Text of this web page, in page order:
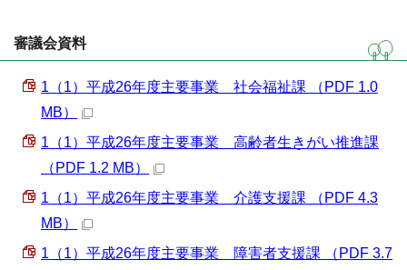
審議会資料
1（1）平成26年度主要事業 社会福祉課 （PDF 1.0
MB）
1（1）平成26年度主要事業 高齢者生きがい推進課
（PDF 1.2 MB）
1（1）平成26年度主要事業 介護支援課 （PDF 4.3
MB）
1（1）平成26年度主要事業 障害者支援課 （PDF 3.7